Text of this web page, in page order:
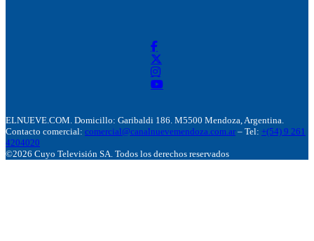
ELNUEVE.COM. Domicillo: Garibaldi 186. M5500 Mendoza, Argentina.
Contacto comercial: comercial@canalnuevemendoza.com.ar – Tel: +(54) 9 261
4204020
©2026 Cuyo Televisión SA. Todos los derechos reservados